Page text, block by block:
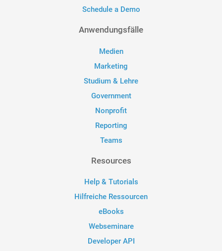
Schedule a Demo
Anwendungsfälle
Medien
Marketing
Studium & Lehre
Government
Nonprofit
Reporting
Teams
Resources
Help & Tutorials
Hilfreiche Ressourcen
eBooks
Webseminare
Developer API